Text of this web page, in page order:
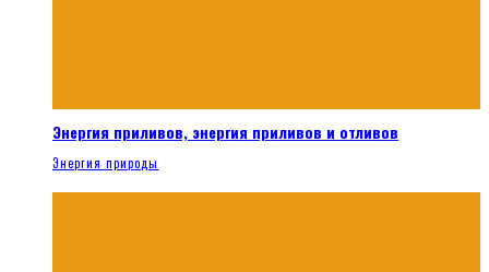
Энергия приливов, энергия приливов и отливов
Энергия природы